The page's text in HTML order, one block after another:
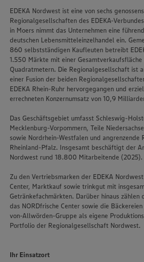
EDEKA Nordwest ist eine von sechs
Regionalgesellschaften des EDEKA-
in Moers nimmt das Unternehmen eine
deutschen Lebensmitteleinzelhandel ein.
860 selbstständigen Kaufleuten betreibt
1.550 Märkte mit einer
Quadratmetern. Die Regionalgesellschaft ist
einer Fusion der beiden
EDEKA Rhein-Ruhr hervorgegangen und
errechneten Konzernumsatz von 10,9
Das Geschäftsgebiet umfasst Schleswig-
Mecklenburg-Vorpommern, Teile
sowie Nordrhein-Westfalen und angrenzende
Rheinland-Pfalz. Insgesamt beschäftigt der
Nordwest rund 18.800 Mitarbeitende (2025).
Zu den Vertriebsmarken der EDEKA
Center, Marktkauf sowie trinkgut mit
Getränkefachmärkten. Darüber hinaus zählen
das NORDfrische Center sowie die
von-Allwörden-Gruppe als eigene
Portfolio der Regionalgesellschaft Nordwest.
Ihr Einsatzort